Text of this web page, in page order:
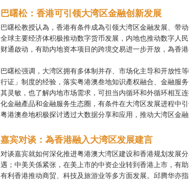
巴曙松：香港可引领大湾区金融创新发展
巴曙松教授认為，香港有条件成為引领大湾区金融发展、带
全球主要经济体积极推动数字货币发展，内地也推动数字人
财通啟动，有助内地资本项目的跨境交易进一步开放，為香
巴曙松强调，大湾区拥有多体制并存、市场化主导和开放性
行证」制度的经验，落实粤港澳叁地知识產权融合、金融服
其灵敏，也了解内地市场需求，可担当内循环和外循环相互
化金融產品和金融服务生态圈，有条件在大湾区发展进程中
粤港澳叁地积极探讨透过大数据分享和应用，推动大湾区金融
嘉宾对谈：為香港融入大湾区发展建言
对谈嘉宾就如何深化推进粤港澳大湾区建设和香港规划发展
遇；中美关係紧张，在美上市的中资企业转到香港上市，有
有利香港推动商贸、科技及旅游业等多方面发展。邱腾华亦